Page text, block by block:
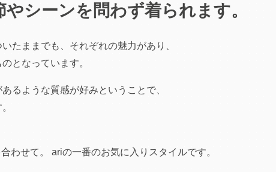
やシーンを問わず着られます。
たままでも、それぞれの魅力があり、
となっています。
るような質感が好みということで、
わせて。 ariの一番のお気に入りスタイルです。